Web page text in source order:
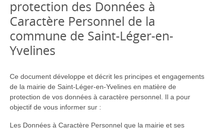
protection des Données à
Caractère Personnel de la
commune de Saint-Léger-en-
Yvelines
Ce document développe et décrit les principes et engagements
de la mairie de Saint-Léger-en-Yvelines en matière de
protection de vos données à caractère personnel. Il a pour
objectif de vous informer sur :
Les Données à Caractère Personnel que la mairie et ses